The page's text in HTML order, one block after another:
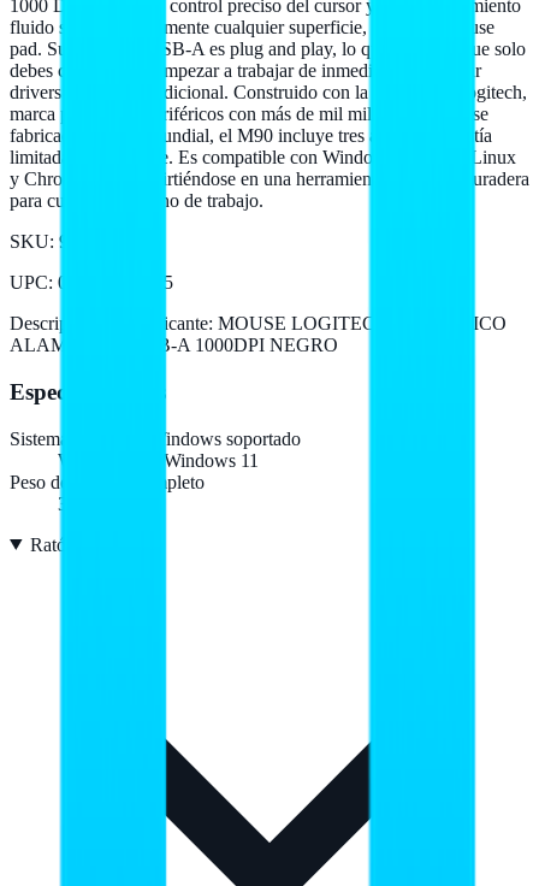
1000 DPI, ofrece un control preciso del cursor y un desplazamiento
fluido sobre prácticamente cualquier superficie, con o sin mouse
pad. Su conexión USB-A es plug and play, lo que significa que solo
debes conectarlo y empezar a trabajar de inmediato sin instalar
drivers ni software adicional. Construido con la calidad de Logitech,
marca pionera en periféricos con más de mil millones de mouse
fabricados a nivel mundial, el M90 incluye tres años de garantía
limitada de hardware. Es compatible con Windows, macOS, Linux
y Chrome OS, convirtiéndose en una herramienta versátil y duradera
para cualquier entorno de trabajo.
SKU: 910-004053
UPC: 097855102355
Descripción del fabricante: MOUSE LOGITECH M90 OPTICO
ALAMBRICO USB-A 1000DPI NEGRO
Especificaciones
Sistema operativo Windows soportado
Windows 10, Windows 11
Peso del envase completo
3,55 kg
Ratón